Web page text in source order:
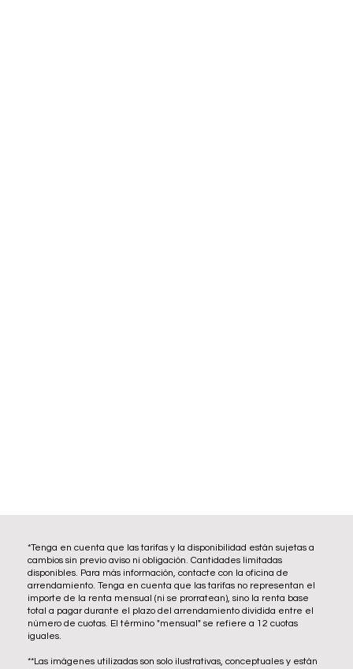
*Tenga en cuenta que las tarifas y la disponibilidad están sujetas a
cambios sin previo aviso ni obligación. Cantidades limitadas
disponibles. Para más información, contacte con la oficina de
arrendamiento. Tenga en cuenta que las tarifas no representan el
importe de la renta mensual (ni se prorratean), sino la renta base
total a pagar durante el plazo del arrendamiento dividida entre el
número de cuotas. El término "mensual" se refiere a 12 cuotas
iguales.
**Las imágenes utilizadas son solo ilustrativas, conceptuales y están